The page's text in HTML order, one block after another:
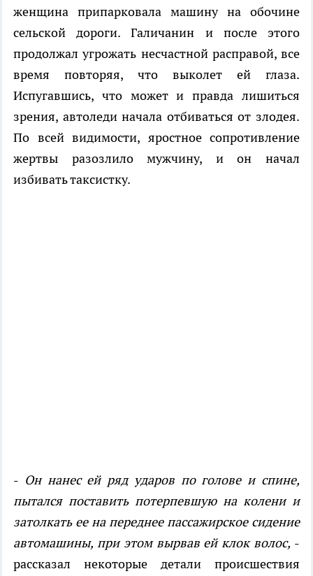
женщина припарковала машину на обочине
сельской дороги. Галичанин и после этого
продолжал угрожать несчастной расправой, все
время повторяя, что выколет ей глаза.
Испугавшись, что может и правда лишиться
зрения, автоледи начала отбиваться от злодея.
По всей видимости, яростное сопротивление
жертвы разозлило мужчину, и он начал
избивать таксистку.
- Он нанес ей ряд ударов по голове и спине,
пытался поставить потерпевшую на колени и
затолкать ее на переднее пассажирское сидение
автомашины, при этом вырвав ей клок волос, -
рассказал некоторые детали происшествия